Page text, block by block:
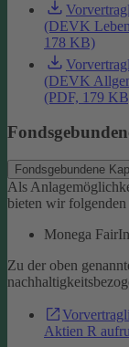
(DEVK
178 KB)
(DEVK
(PDF, 179
Fondsgebundene
Als
bieten wir folgenden
Monega
Zu der oben
Aktien R